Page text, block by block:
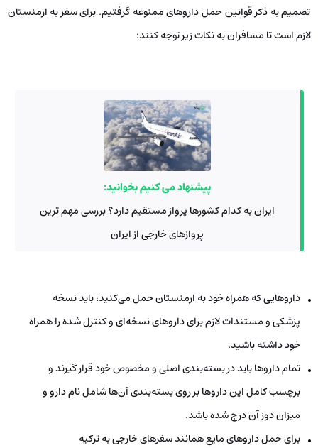
تصمیم به ذکر قوانین حمل داروهای ممنوعه گرفتیم. برای سفر به ارمنستان
لازم است تا مسافران به نکات زیر توجه کنند:
پیشنهاد می کنیم بخوانید:
ایران به کدام کشورها پرواز مستقیم دارد؟ بررسی مهم ترین
پروازهای خارجی از ایران
داروهایی که همراه خود به ارمنستان حمل می‌کنید، باید نسخه
پزشکی و مستندات لازم برای داروهای نسخه‌ای و کنترل شده را همراه
خود داشته باشید.
تمام داروها باید در بسته‌بندی اصلی و مخصوص خود قرار گیرند و
برچسب کامل این داروها بر روی بسته‌بندی آن‌ها شامل نام دارو و
میزان دوز آن درج شده باشد.
برای حمل داروهای مایع همانند سفرهای خارجی به ترکیه